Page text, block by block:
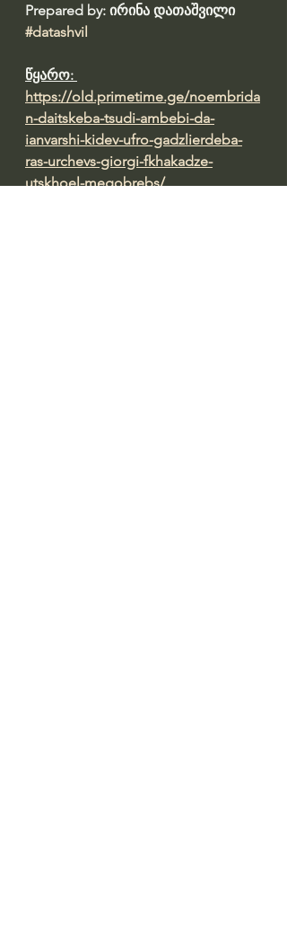
Prepared by: ირინა დათაშვილი
#datashvil
წყარო:
https://old.primetime.ge/noembrida
n-daitskeba-tsudi-ambebi-da-
ianvarshi-kidev-ufro-gadzlierdeba-
ras-urchevs-giorgi-fkhakadze-
utskhoel-megobrebs/